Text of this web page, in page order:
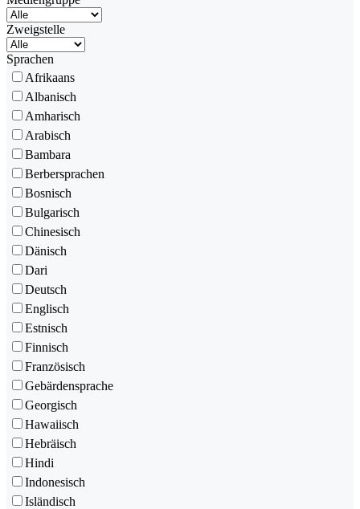
Zweigstelle
Sprachen
Afrikaans
Albanisch
Amharisch
Arabisch
Bambara
Berbersprachen
Bosnisch
Bulgarisch
Chinesisch
Dänisch
Dari
Deutsch
Englisch
Estnisch
Finnisch
Französisch
Gebärdensprache
Georgisch
Hawaiisch
Hebräisch
Hindi
Indonesisch
Isländisch